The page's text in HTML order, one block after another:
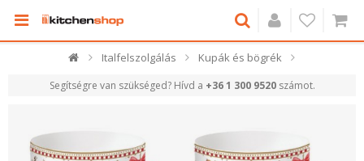
Italfelszolgálás Kupák és bögrék
Segítségre van szükséged? Hívd a +36 1 300 9520számot.